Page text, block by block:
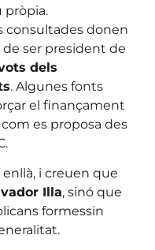
pròpia.
consultades donen
de ser president de
dels
. Algunes fonts
el finançament
es proposa des
i creuen que
Illa, sinó que
formessin